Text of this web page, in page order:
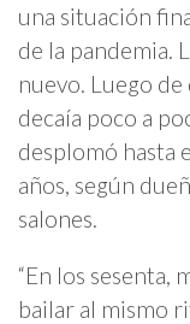
una situación
de la pandemia.
nuevo. Luego de
decaía poco a
desplomó hasta
años, según
salones.
“En los sesenta,
bailar al mismo